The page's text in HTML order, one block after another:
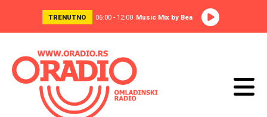
TRENUTNO 06:00 - 12:00 Music Mix by Bea